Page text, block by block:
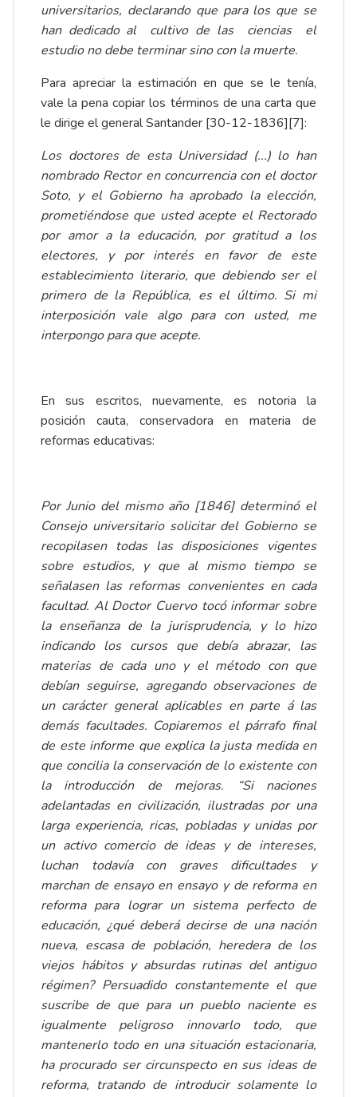
universitarios, declarando que para los que se
han dedicado al cultivo de las ciencias el
estudio no debe terminar sino con la muerte.
Para apreciar la estimación en que se le tenía,
vale la pena copiar los términos de una carta que
le dirige el general Santander [30-12-1836][7]:
Los doctores de esta Universidad (...) lo han
nombrado Rector en concurrencia con el doctor
Soto, y el Gobierno ha aprobado la elección,
prometiéndose que usted acepte el Rectorado
por amor a la educación, por gratitud a los
electores, y por interés en favor de este
establecimiento literario, que debiendo ser el
primero de la República, es el último. Si mi
interposición vale algo para con usted, me
interpongo para que acepte.
En sus escritos, nuevamente, es notoria la
posición cauta, conservadora en materia de
reformas educativas:
Por Junio del mismo año [1846] determinó el
Consejo universitario solicitar del Gobierno se
recopilasen todas las disposiciones vigentes
sobre estudios, y que al mismo tiempo se
señalasen las reformas convenientes en cada
facultad. Al Doctor Cuervo tocó informar sobre
la enseñanza de la jurisprudencia, y lo hizo
indicando los cursos que debía abrazar, las
materias de cada uno y el método con que
debían seguirse, agregando observaciones de
un carácter general aplicables en parte á las
demás facultades. Copiaremos el párrafo final
de este informe que explica la justa medida en
que concilia la conservación de lo existente con
la introducción de mejoras. “Si naciones
adelantadas en civilización, ilustradas por una
larga experiencia, ricas, pobladas y unidas por
un activo comercio de ideas y de intereses,
luchan todavía con graves dificultades y
marchan de ensayo en ensayo y de reforma en
reforma para lograr un sistema perfecto de
educación, ¿qué deberá decirse de una nación
nueva, escasa de población, heredera de los
viejos hábitos y absurdas rutinas del antiguo
régimen? Persuadido constantemente el que
suscribe de que para un pueblo naciente es
igualmente peligroso innovarlo todo, que
mantenerlo todo en una situación estacionaria,
ha procurado ser circunspecto en sus ideas de
reforma, tratando de introducir solamente lo